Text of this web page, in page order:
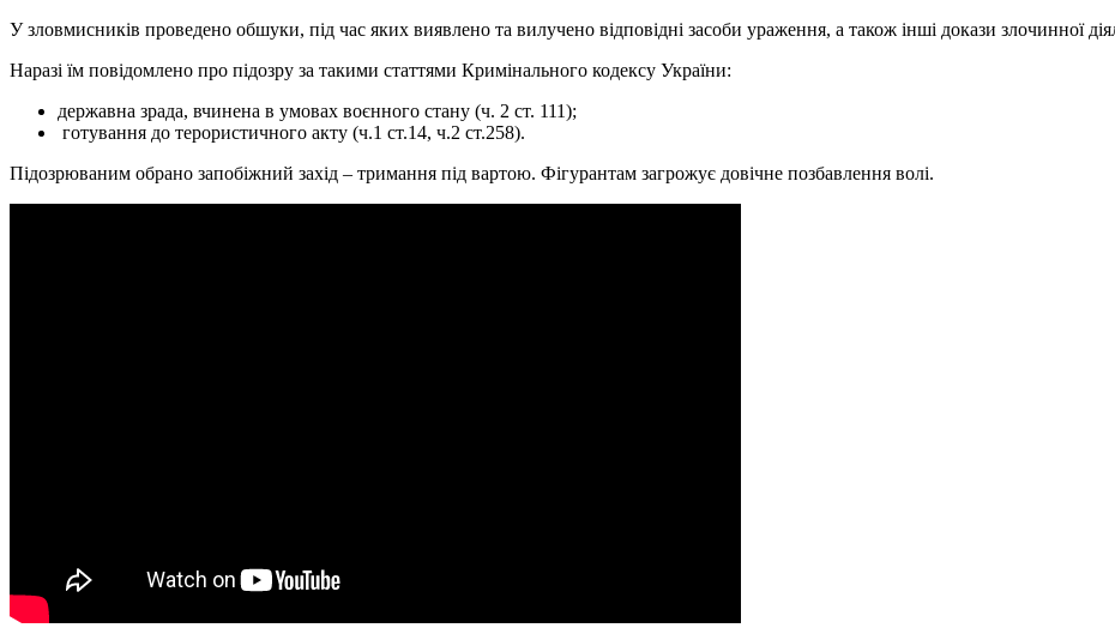
У зловмисників проведено обшуки, під час яких виявлено та вилучено відповідні засоби ураження, а також інші докази злочинної
Наразі їм повідомлено про підозру за такими статтями Кримінального кодексу України:
⁠державна зрада, вчинена в умовах воєнного стану (ч. 2 ст. 111);
⁠ готування до терористичного акту (ч.1 ст.14, ч.2 ст.258).
Підозрюваним обрано запобіжний захід – тримання під вартою. Фігурантам загрожує довічне позбавлення волі.